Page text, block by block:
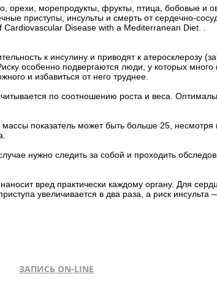
орехи, морепродукты, фрукты, птица, бобовые и
приступы, инсульты и смерть от сердечно-
Disease with a Mediterranean Diet. .
к инсулину и приводят к атеросклерозу
особенно подвергаются люди, у которых
и избавиться от него труднее.
по соотношению роста и веса.
показатель может быть больше 25, несмотря
нужно следить за собой и проходить
вред практически каждому органу. Для
увеличивается в два раза, а риск
ЗАПИСЬ ON-LINE